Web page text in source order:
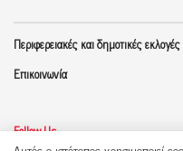
Περιφερειακές και δημοτικές
Επικοινωνία
Follow Us